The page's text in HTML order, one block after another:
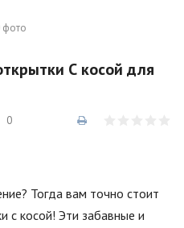
фото
С косой для
0
Тогда вам точно стоит
с косой! Эти забавные и